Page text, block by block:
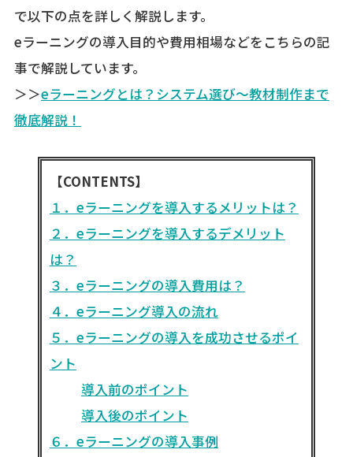
で以下の点を詳しく解説します。
eラーニングの導入目的や費用相場などをこちらの記
事で解説しています。
＞＞eラーニングとは？システム選び～教材制作まで
徹底解説！
【CONTENTS】
１．eラーニングを導入するメリットは？
２．eラーニングを導入するデメリット
は？
３．eラーニングの導入費用は？
４．eラーニング導入の流れ
５．eラーニングの導入を成功させるポイ
ント
導入前のポイント
導入後のポイント
６．eラーニングの導入事例